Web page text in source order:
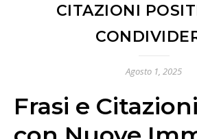
CITAZIONI
Agosto 1, 2025
Frasi e